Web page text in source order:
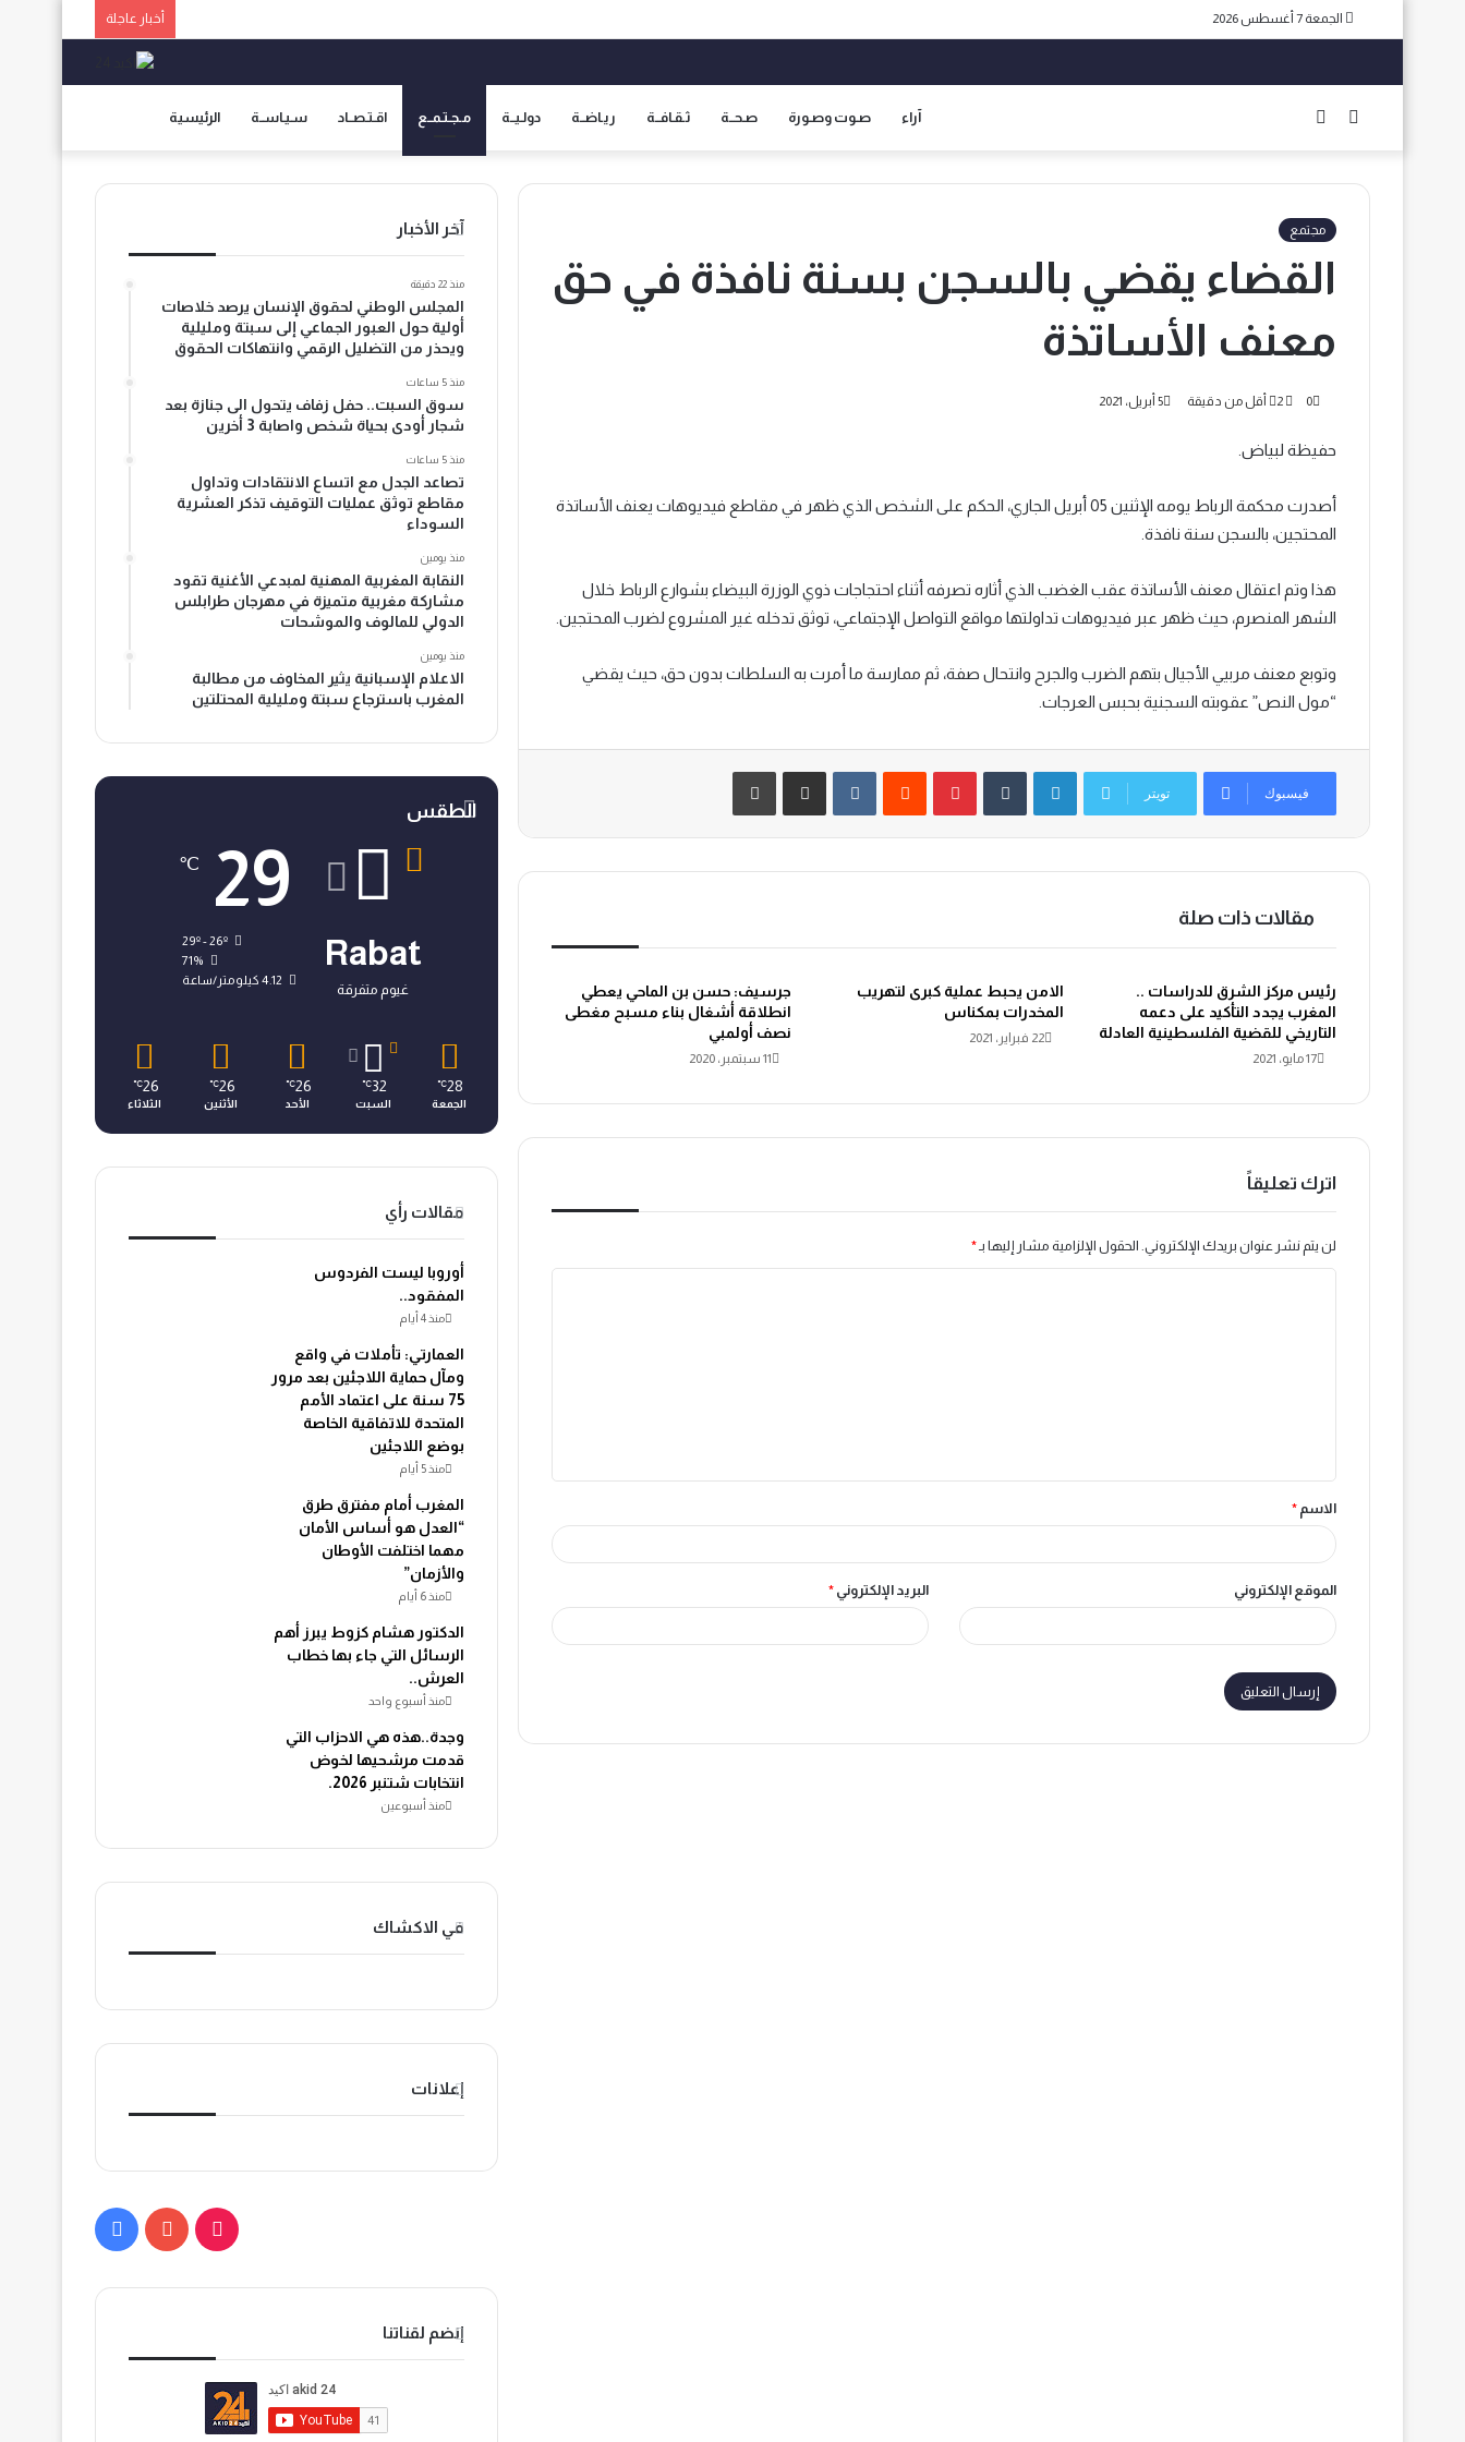
الجمعة 7 أغسطس 2026 أخبار عاجلة
الرئيسية سـيـاســة اقـتـصــاد مـجـتـمــع دولـيــة ريـاضــة ثـقـافــة صـحــة صـوت وصـورة آراء بحث
عن المظلم
مجتمع
القضاء يقضي بالسجن بسنة نافذة في حق
معنف الأساتذة
5 أبريل، 2021 0 أقل من دقيقة
حفيظة لبياض.
أصدرت محكمة الرباط يومه الإثنين 05 أبريل الجاري، الحكم على الشخص الذي ظهر في مقاطع فيديوهات يعنف الأساتذة
المحتجين، بالسجن سنة نافذة.
هذا وتم اعتقال معنف الأساتذة عقب الغضب الذي أثاره تصرفه أثناء احتجاجات ذوي الوزرة البيضاء بشوارع الرباط خلال
الشهر المنصرم، حيث ظهر عبر فيديوهات تداولتها مواقع التواصل الإجتماعي، توثق تدخله غير المشروع لضرب المحتجين.
وتوبع معنف مربيي الأجيال بتهم الضرب والجرح وانتحال صفة، ثم ممارسة ما أمرت به السلطات بدون حق، حيث يقضي
“مول النص” عقوبته السجنية بحبس العرجات.
فيسبوك تويتر
لينكدإن ‏Tumblr بينتيريست ‏Reddit
‏VKontakte مشاركة عبر البريد طباعة
مقالات ذات صلة
جرسيف: حسن بن الماحي يعطي
انطلاقة أشغال بناء مسبح مغطى
نصف أولمبي
11 سبتمبر، 2020
الامن يحبط عملية كبرى لتهريب
المخدرات بمكناس
22 فبراير، 2021
رئيس مركز الشرق للدراسات ..
المغرب يجدد التأكيد على دعمه
التاريخي للقضية الفلسطينية العادلة
17 مايو، 2021
اترك تعليقاً
لن يتم نشر عنوان بريدك الإلكتروني. الحقول الإلزامية مشار إليها بـ*
ق
*
الاسم *
البريد الإلكتروني* الموقع الإلكتروني
آخر الأخبار
منذ 22 دقيقة
المجلس الوطني لحقوق الإنسان يرصد خلاصات
أولية حول العبور الجماعي إلى سبتة ومليلية
ويحذر من التضليل الرقمي وانتهاكات الحقوق
منذ 5 ساعات
سوق السبت.. حفل زفاف يتحول الى جنازة بعد
شجار أودى بحياة شخص واصابة 3 أخرين
منذ 5 ساعات
تصاعد الجدل مع اتساع الانتقادات وتداول
مقاطع توثق عمليات التوقيف تذكر العشرية
السوداء
منذ يومين
النقابة المغربية المهنية لمبدعي الأغنية تقود
مشاركة مغربية متميزة في مهرجان طرابلس
الدولي للمالوف والموشحات
منذ يومين
الاعلام الإسبانية يثير المخاوف من مطالبة
المغرب باسترجاع سبتة ومليلية المحتلتين
الطقس
Rabat
غيوم متفرقة
29
℃
29º - 26º
71%
4.12 كيلومتر/ساعة
28
℃
الجمعة
32
℃
السبت
26
℃
الأحد
26
℃
الأثنين
26
℃
الثلاثاء
مقالات رأي
أوروبا ليست الفردوس
المفقود..
منذ 4 أيام
العمارتي: تأملات في واقع
ومآل حماية اللاجئين بعد مرور
75 سنة على اعتماد الأمم
المتحدة للاتفاقية الخاصة
بوضع اللاجئين
منذ 5 أيام
المغرب أمام مفترق طرق
“العدل هو أساس الأمان
مهما اختلفت الأوطان
والأزمان”
منذ 6 أيام
الدكتور هشام كزوط يبرز أهم
الرسائل التي جاء بها خطاب
العرش..
منذ أسبوع واحد
وجدة..هذه هي الاحزاب التي
قدمت مرشحيها لخوض
انتخابات شتنبر 2026.
منذ أسبوعين
في الاكشاك
إعلانات
ي
k
إنضم لقناتنا